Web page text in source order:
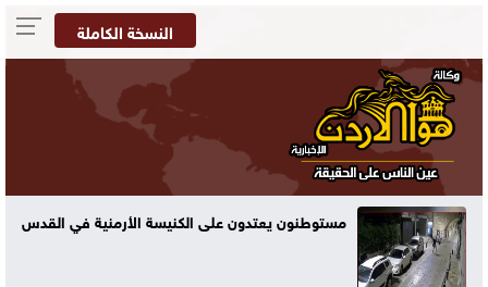
النسخة الكاملة
مستوطنون يعتدون على الكنيسة الأرمنية في القدس